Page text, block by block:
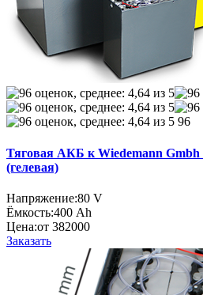
96
Тяговая АКБ к Wiedemann Gmbh
(гелевая)
Напряжение:80 V
Ёмкость:400 Ah
Цена:от 382000
Заказать